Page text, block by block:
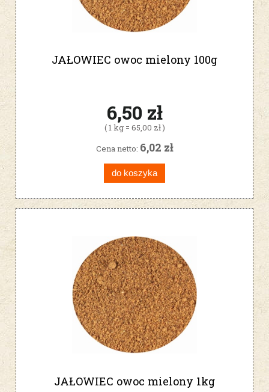
JAŁOWIEC owoc mielony 100g
6,50 zł
( 1 kg = 65,00 zł )
Cena netto: 6,02 zł
do koszyka
JAŁOWIEC owoc mielony 1kg